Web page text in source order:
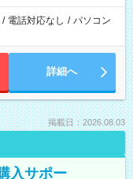
/ 電話対応なし / パソコン
詳細へ
掲載日：2026.08.03
入サポー